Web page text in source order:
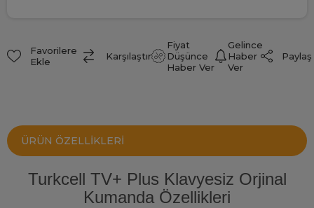
Favorilere
Ekle
Karşılaştır
Fiyat
Düşünce
Haber Ver
Gelince
Haber
Ver
Paylaş
ÜRÜN ÖZELLIKLERI
Turkcell TV+ Plus Klavyesiz Orjinal
Kumanda Özellikleri